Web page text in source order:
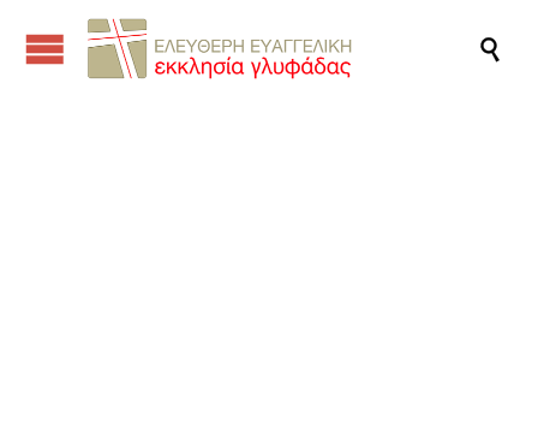
